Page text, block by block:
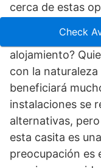
cerca de estas
¿Qué tipo de
alojamiento?
con la
beneficiará
instalaciones se
alternativas,
esta casita es
preocupación es
Check